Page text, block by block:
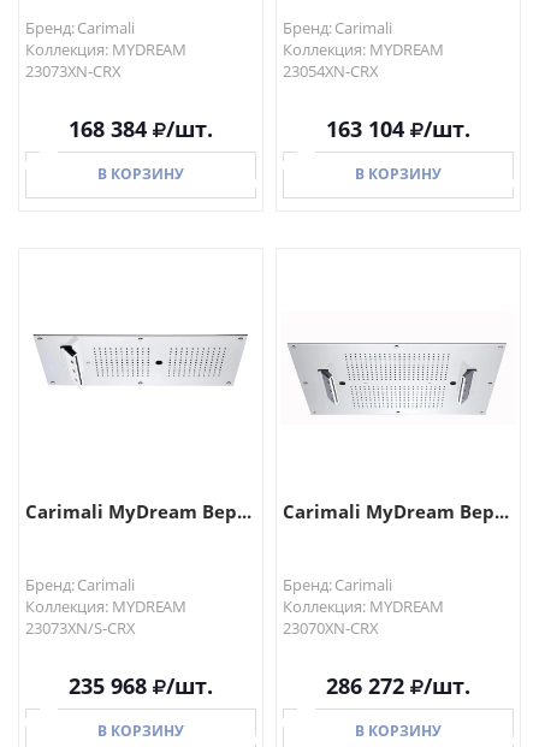
Бренд: Carimali
Коллекция: MYDREAM
23073XN-CRX
168 384 /шт.
В КОРЗИНУ
Бренд: Carimali
Коллекция: MYDREAM
23054XN-CRX
163 104 /шт.
В КОРЗИНУ
Carimali MyDream Вер...
Бренд: Carimali
Коллекция: MYDREAM
23073XN/S-CRX
235 968 /шт.
В КОРЗИНУ
Carimali MyDream Вер...
Бренд: Carimali
Коллекция: MYDREAM
23070XN-CRX
286 272 /шт.
В КОРЗИНУ